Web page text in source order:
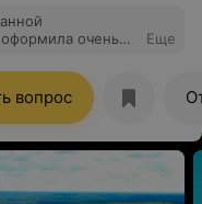
очень
никто не брал
Еще
вопрос